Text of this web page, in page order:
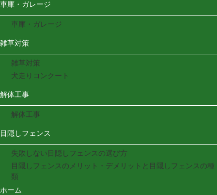
車庫・ガレージ
車庫・ガレージ
雑草対策
雑草対策
犬走りコンクート
解体工事
解体工事
目隠しフェンス
失敗しない目隠しフェンスの選び方
目隠しフェンスのメリット・デメリットと目隠しフェンスの種
類
ホーム